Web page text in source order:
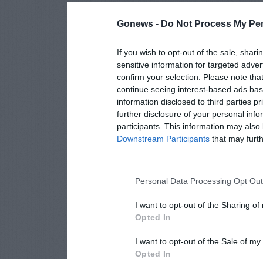
Gonews - Do Not Process My
If you wish to opt-out of the sale,
sensitive information for targeted
confirm your selection. Please note
continue seeing interest-based ads
information disclosed to third parties
further disclosure of your personal
participants. This information may
Downstream Participants that may
Personal Data Processing Opt
I want to opt-out of the Sharing of
Opted In
I want to opt-out of the Sale of
Opted In